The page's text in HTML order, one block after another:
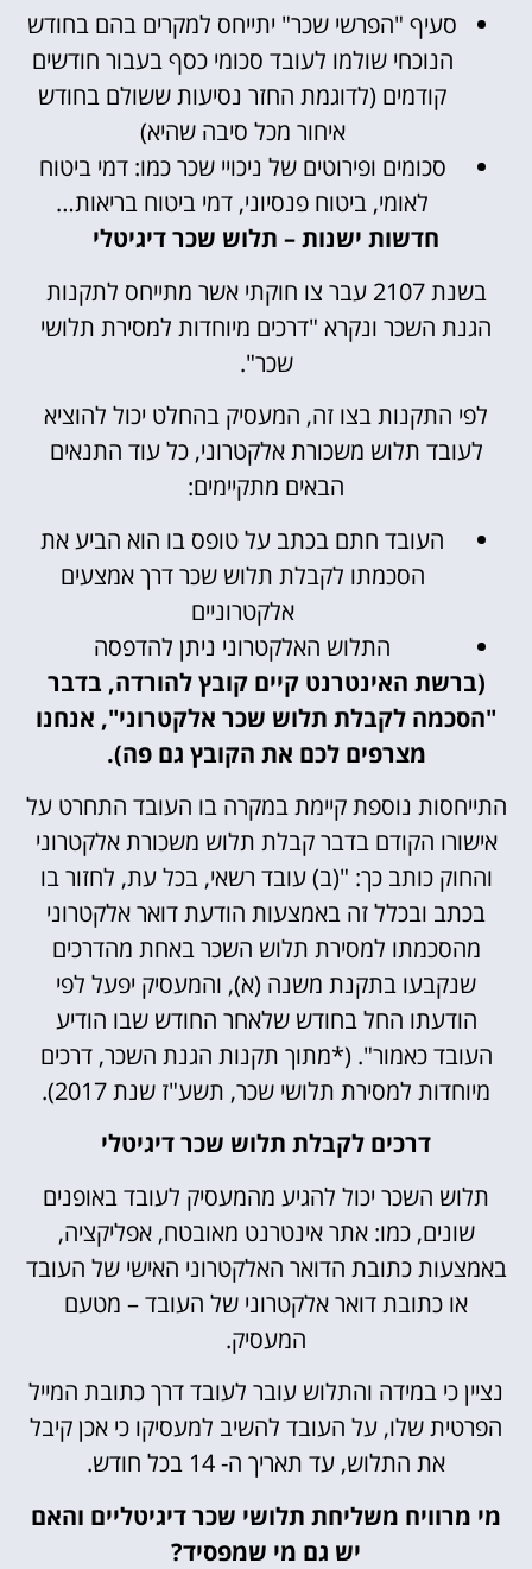
סעיף "הפרשי שכר" יתייחס למקרים בהם בחודש
הנוכחי שולמו לעובד סכומי כסף בעבור חודשים
קודמים (לדוגמת החזר נסיעות ששולם בחודש
איחור מכל סיבה שהיא)
סכומים ופירוטים של ניכויי שכר כמו: דמי ביטוח
לאומי, ביטוח פנסיוני, דמי ביטוח בריאות…
חדשות ישנות – תלוש שכר דיגיטלי
בשנת 2107 עבר צו חוקתי אשר מתייחס לתקנות
הגנת השכר ונקרא "דרכים מיוחדות למסירת תלושי
שכר".
לפי התקנות בצו זה, המעסיק בהחלט יכול להוציא
לעובד תלוש משכורת אלקטרוני, כל עוד התנאים
הבאים מתקיימים:
העובד חתם בכתב על טופס בו הוא הביע את
הסכמתו לקבלת תלוש שכר דרך אמצעים
אלקטרוניים
התלוש האלקטרוני ניתן להדפסה
(ברשת האינטרנט קיים קובץ להורדה, בדבר
"הסכמה לקבלת תלוש שכר אלקטרוני", אנחנו
מצרפים לכם את הקובץ גם פה).
התייחסות נוספת קיימת במקרה בו העובד התחרט על
אישורו הקודם בדבר קבלת תלוש משכורת אלקטרוני
והחוק כותב כך: "(ב) עובד רשאי, בכל עת, לחזור בו
בכתב ובכלל זה באמצעות הודעת דואר אלקטרוני
מהסכמתו למסירת תלוש השכר באחת מהדרכים
שנקבעו בתקנת משנה (א), והמעסיק יפעל לפי
הודעתו החל בחודש שלאחר החודש שבו הודיע
העובד כאמור". (*מתוך תקנות הגנת השכר, דרכים
מיוחדות למסירת תלושי שכר, תשע"ז שנת 2017).
דרכים לקבלת תלוש שכר דיגיטלי
תלוש השכר יכול להגיע מהמעסיק לעובד באופנים
שונים, כמו: אתר אינטרנט מאובטח, אפליקציה,
באמצעות כתובת הדואר האלקטרוני האישי של העובד
או כתובת דואר אלקטרוני של העובד – מטעם
המעסיק.
נציין כי במידה והתלוש עובר לעובד דרך כתובת המייל
הפרטית שלו, על העובד להשיב למעסיקו כי אכן קיבל
את התלוש, עד תאריך ה- 14 בכל חודש.
מי מרוויח משליחת תלושי שכר דיגיטליים והאם
יש גם מי שמפסיד?